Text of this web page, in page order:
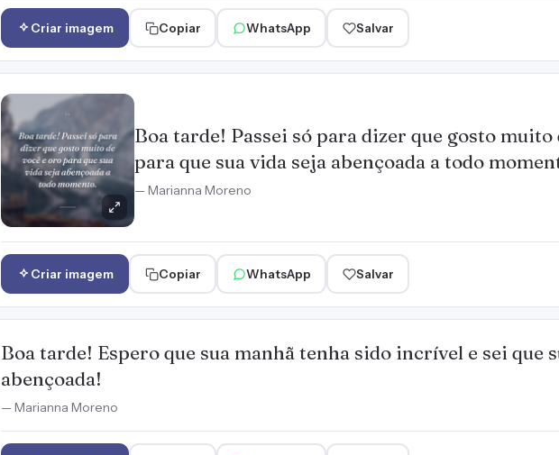
Criar imagem Copiar WhatsApp Salvar
Boa tarde! Passei só para dizer que gosto muito
para que sua vida seja abençoada a todo
— Marianna Moreno
Criar imagem Copiar WhatsApp Salvar
Boa tarde! Espero que sua manhã tenha sido incrível e sei que
abençoada!
— Marianna Moreno